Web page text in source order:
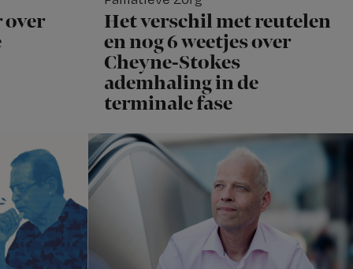
over
Het verschil met reutelen
en nog 6 weetjes over
Cheyne-Stokes
ademhaling in de
terminale fase